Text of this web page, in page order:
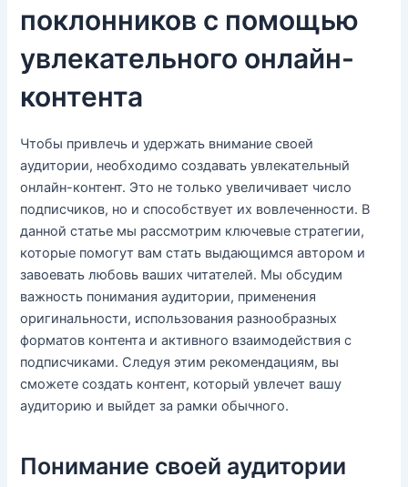
поклонников с помощью
увлекательного онлайн-
контента
Чтобы привлечь и удержать внимание своей
аудитории, необходимо создавать увлекательный
онлайн-контент. Это не только увеличивает число
подписчиков, но и способствует их вовлеченности. В
данной статье мы рассмотрим ключевые стратегии,
которые помогут вам стать выдающимся автором и
завоевать любовь ваших читателей. Мы обсудим
важность понимания аудитории, применения
оригинальности, использования разнообразных
форматов контента и активного взаимодействия с
подписчиками. Следуя этим рекомендациям, вы
сможете создать контент, который увлечет вашу
аудиторию и выйдет за рамки обычного.
Понимание своей аудитории